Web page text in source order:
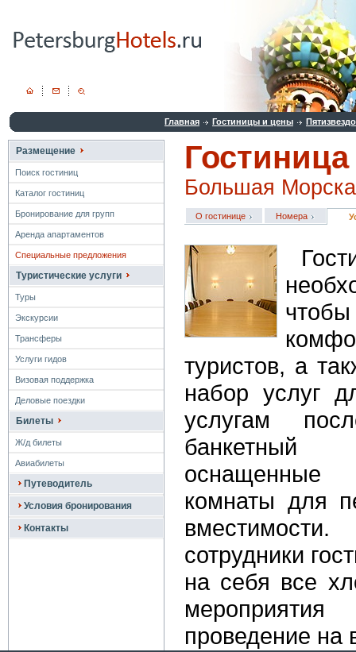
Главная Гостиницы и цены
Размещение
Поиск гостиниц
Каталог гостиниц
Бронирование для групп
Аренда апартаментов
Специальные предложения
Туристические услуги
Туры
Экскурсии
Трансферы
Услуги гидов
Визовая поддержка
Деловые поездки
Билеты
Ж/д билеты
Авиабилеты
Путеводитель
Условия бронирования
Контакты
Большая
О гостинице Номера
туристов, а
набор услуг
услугам
оснащенные
комнаты для
сотрудники
на себя все
проведение